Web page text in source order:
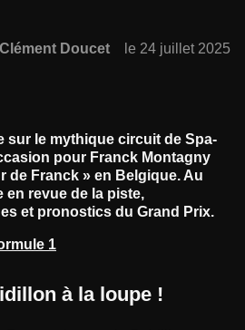
Doucet le 24 juillet 2025
sur le mythique circuit de Spa-
pour Franck Montagny
de Franck » en Belgique. Au
en revue de la piste,
et pronostics du Grand Prix.
1
à la loupe !